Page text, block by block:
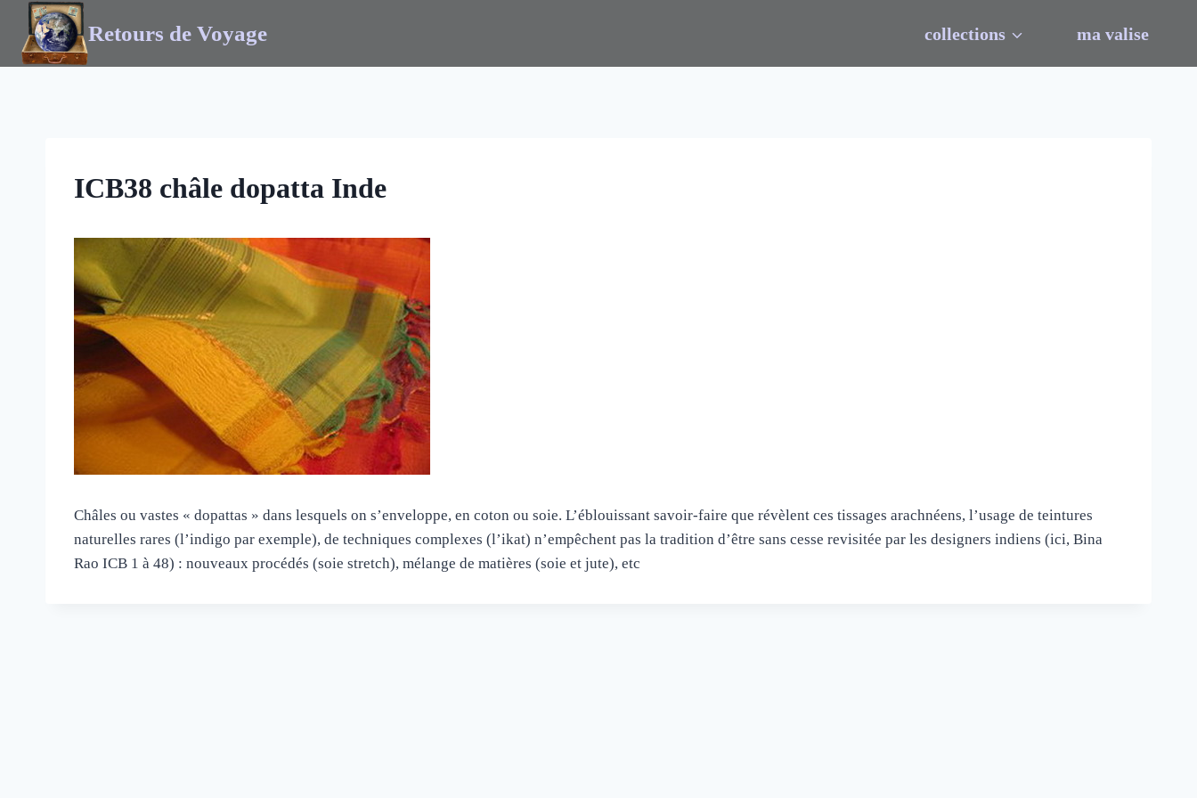
Retours de Voyage collections ma valise
ICB38 châle dopatta Inde
Châles ou vastes « dopattas » dans lesquels on s’enveloppe, en coton ou soie. L’éblouissant savoir-faire que révèlent ces tissages arachnéens, l’usage de teintures
naturelles rares (l’indigo par exemple), de techniques complexes (l’ikat) n’empêchent pas la tradition d’être sans cesse revisitée par les designers indiens (ici, Bina
Rao ICB 1 à 48) : nouveaux procédés (soie stretch), mélange de matières (soie et jute), etc